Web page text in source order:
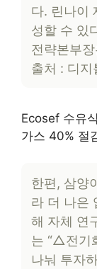
다. 린나이
성할 수 있
전략본부
출처 : 디지
Ecosef 수유
가스 40% 절
한편, 삼양
라 더 나은
해 자체 연
는 “△전기
나눠 투자